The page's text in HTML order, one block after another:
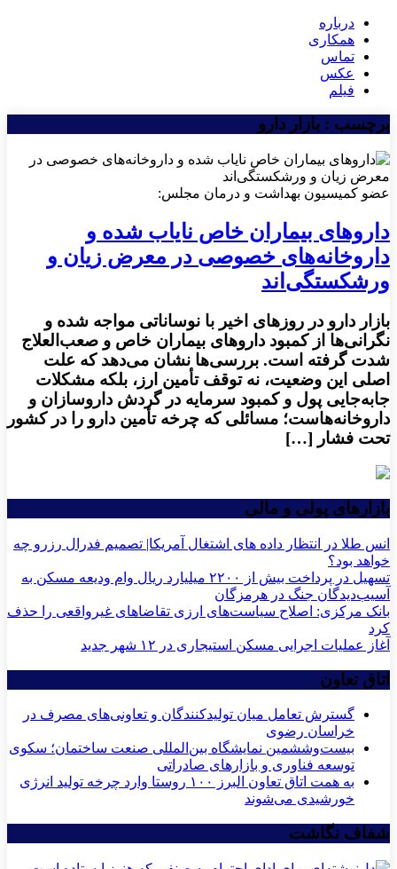
درباره
همکاری
تماس
عکس
فیلم
برچسب : بازار دارو
عضو کمیسیون بهداشت و درمان مجلس:
دارو‌های بیماران خاص نایاب شده و
داروخانه‌های خصوصی در معرض زیان و
ورشکستگی‌اند
بازار دارو در روزهای اخیر با نوساناتی مواجه شده و
نگرانی‌ها از کمبود داروهای بیماران خاص و صعب‌العلاج
شدت گرفته است. بررسی‌ها نشان می‌دهد که علت
اصلی این وضعیت، نه توقف تأمین ارز، بلکه مشکلات
جابه‌جایی پول و کمبود سرمایه در گردش داروسازان و
داروخانه‌هاست؛ مسائلی که چرخه تأمین دارو را در کشور
تحت فشار […]
بازارهای پولی و مالی
انس طلا در انتظار داده های اشتغال آمریکا| تصمیم فدرال رزرو چه
خواهد بود؟
تسهیل در پرداخت بیش از ۲۲۰۰ میلیارد ریال وام ودیعه مسکن به
آسیب‌دیدگان جنگ در هرمزگان
بانک مرکزی: اصلاح سیاست‌های ارزی تقاضاهای غیرواقعی را حذف
کرد
آغاز عملیات اجرایی مسکن استیجاری در ۱۲ شهر جدید
اتاق تعاون
گسترش تعامل میان تولیدکنندگان و تعاونی‌های مصرف در
خراسان رضوی
بیست‌وششمین نمایشگاه بین‌المللی صنعت ساختمان؛ سکوی
توسعه فناوری و بازارهای صادراتی
به همت اتاق تعاون البرز ۱۰۰ روستا وارد چرخه تولید انرژی
خورشیدی می‌شوند
شفاف نگاشت